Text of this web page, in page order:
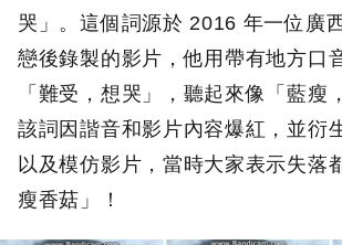
哭」。這個詞源於 2016 年一位廣
戀後錄製的影片，他用帶有地方口
「難受，想哭」，聽起來像「藍瘦
該詞因諧音和影片內容爆紅，並衍
以及模仿影片，當時大家表示失落
瘦香菇」！